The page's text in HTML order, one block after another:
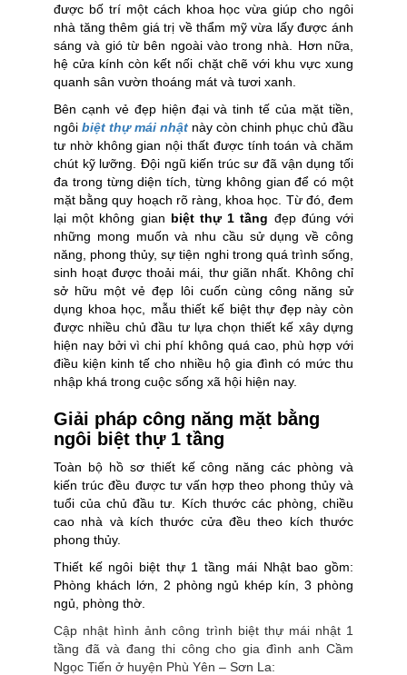
được bố trí một cách khoa học vừa giúp cho ngôi
nhà tăng thêm giá trị về thẩm mỹ vừa lấy được ánh
sáng và gió từ bên ngoài vào trong nhà. Hơn nữa,
hệ cửa kính còn kết nối chặt chẽ với khu vực xung
quanh sân vườn thoáng mát và tươi xanh.
Bên cạnh vẻ đẹp hiện đại và tinh tế của mặt tiền,
ngôi biệt thự mái nhật này còn chinh phục chủ đầu
tư nhờ không gian nội thất được tính toán và chăm
chút kỹ lưỡng. Đội ngũ kiến trúc sư đã vận dụng tối
đa trong từng diện tích, từng không gian để có một
mặt bằng quy hoạch rõ ràng, khoa học. Từ đó, đem
lại một không gian biệt thự 1 tầng đẹp đúng với
những mong muốn và nhu cầu sử dụng về công
năng, phong thủy, sự tiện nghi trong quá trình sống,
sinh hoạt được thoải mái, thư giãn nhất. Không chỉ
sở hữu một vẻ đẹp lôi cuốn cùng công năng sử
dụng khoa học, mẫu thiết kế biệt thự đẹp này còn
được nhiều chủ đầu tư lựa chọn thiết kế xây dựng
hiện nay bởi vì chi phí không quá cao, phù hợp với
điều kiện kinh tế cho nhiều hộ gia đình có mức thu
nhập khá trong cuộc sống xã hội hiện nay.
Giải pháp công năng mặt bằng
ngôi biệt thự 1 tầng
Toàn bộ hồ sơ thiết kế công năng các phòng và
kiến trúc đều được tư vấn hợp theo phong thủy và
tuổi của chủ đầu tư. Kích thước các phòng, chiều
cao nhà và kích thước cửa đều theo kích thước
phong thủy.
Thiết kế ngôi biệt thự 1 tầng mái Nhật bao gồm:
Phòng khách lớn, 2 phòng ngủ khép kín, 3 phòng
ngủ, phòng thờ.
Cập nhật hình ảnh công trình biệt thự mái nhật 1
tầng đã và đang thi công cho gia đình anh Cầm
Ngọc Tiến ở huyện Phù Yên – Sơn La: